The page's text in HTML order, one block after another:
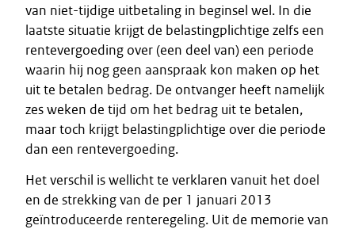
van niet-tijdige uitbetaling in beginsel wel. In die
laatste situatie krijgt de belastingplichtige zelfs een
rentevergoeding over (een deel van) een periode
waarin hij nog geen aanspraak kon maken op het
uit te betalen bedrag. De ontvanger heeft namelijk
zes weken de tijd om het bedrag uit te betalen,
maar toch krijgt belastingplichtige over die periode
dan een rentevergoeding.
Het verschil is wellicht te verklaren vanuit het doel
en de strekking van de per 1 januari 2013
geïntroduceerde renteregeling. Uit de memorie van